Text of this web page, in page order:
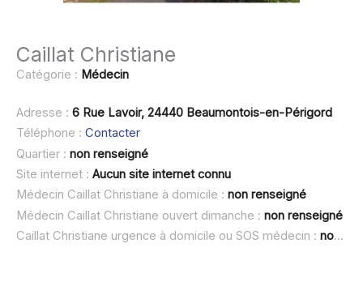
Caillat Christiane
Catégorie : Médecin
Adresse : 6 Rue Lavoir, 24440 Beaumontois-en-Périgord
Téléphone : Contacter
Quartier : non renseigné
Site internet : Aucun site internet connu
Médecin Caillat Christiane à domicile : non renseigné
Médecin Caillat Christiane ouvert dimanche : non renseigné
Caillat Christiane urgence à domicile ou SOS médecin : non renseigné